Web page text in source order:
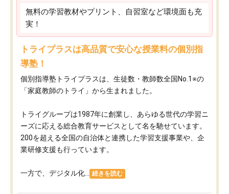
無料の学習教材やプリント、自習室など環境面も充
実！
トライプラスは高品質で安心な授業料の個別指
導塾！
個別指導塾トライプラスは、生徒数・教師数全国No.1※の
「家庭教師のトライ」から生まれました。
トライグループは1987年に創業し、あらゆる世代の学習ニ
ーズに応える総合教育サービスとして名を馳せています。
200を超える全国の自治体と連携した学習支援事業や、企
業研修支援も行っています。
一方で、デジタル化... 続きを読む